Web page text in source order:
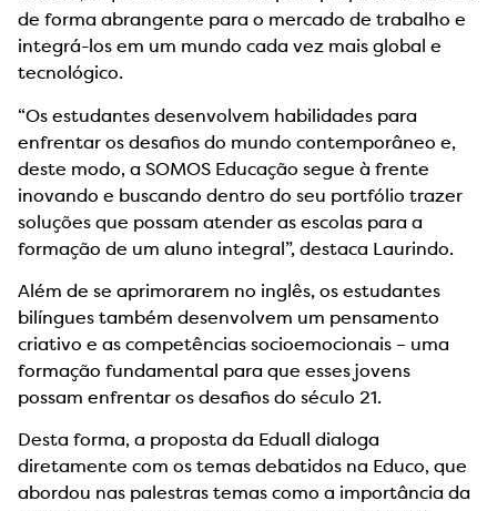
de forma abrangente para o mercado de trabalho e
integrá-los em um mundo cada vez mais global e
tecnológico.
“Os estudantes desenvolvem habilidades para
enfrentar os desafios do mundo contemporâneo e,
deste modo, a SOMOS Educação segue à frente
inovando e buscando dentro do seu portfólio trazer
soluções que possam atender as escolas para a
formação de um aluno integral”, destaca Laurindo.
Além de se aprimorarem no inglês, os estudantes
bilíngues também desenvolvem um pensamento
criativo e as competências socioemocionais – uma
formação fundamental para que esses jovens
possam enfrentar os desafios do século 21.
Desta forma, a proposta da Eduall dialoga
diretamente com os temas debatidos na Educo, que
abordou nas palestras temas como a importância da